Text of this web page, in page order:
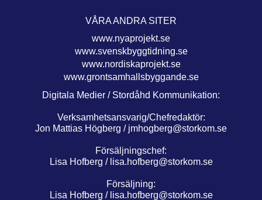
VÅRA ANDRA SITER
www.nyaprojekt.se
www.svenskbyggtidning.se
www.nordiskaprojekt.se
www.grontsamhallsbyggande.se
Digitala Medier / Stordåhd Kommunikation:
Verksamhetsansvarig/Chefredaktör:
Jon Mattias Högberg / jmhogberg@storkom.se
Försäljningschef:
Lisa Hofberg / lisa.hofberg@storkom.se
Försäljning:
Lisa Hofberg / lisa.hofberg@storkom.se